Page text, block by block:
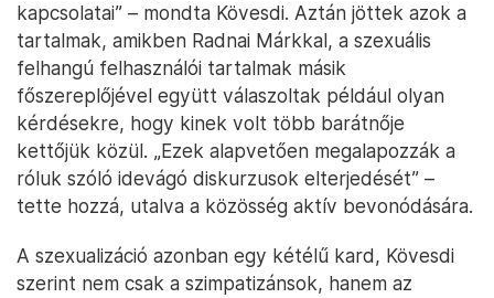
kapcsolatai” – mondta Kövesdi. Aztán jöttek azok a
tartalmak, amikben Radnai Márkkal, a szexuális
felhangú felhasználói tartalmak másik
főszereplőjével együtt válaszoltak például olyan
kérdésekre, hogy kinek volt több barátnője
kettőjük közül. „Ezek alapvetően megalapozzák a
róluk szóló idevágó diskurzusok elterjedését” –
tette hozzá, utalva a közösség aktív bevonódására.
A szexualizáció azonban egy kétélű kard, Kövesdi
szerint nem csak a szimpatizánsok, hanem az